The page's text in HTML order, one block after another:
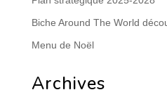
Biche Around The World
Menu de Noël
Archives